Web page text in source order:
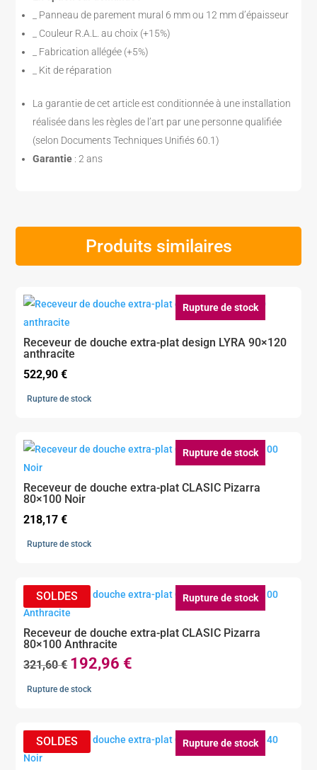
_ Panneau de parement mural 6 mm ou 12 mm d’épaisseur
_ Couleur R.A.L. au choix (+15%)
_ Fabrication allégée (+5%)
_ Kit de réparation
La garantie de cet article est conditionnée à une installation
réalisée dans les règles de l’art par une personne qualifiée
(selon Documents Techniques Unifiés 60.1)
Garantie : 2 ans
Produits similaires
Rupture de stock
Receveur de douche extra-plat design LYRA 90×120
anthracite
522,90€
Rupture de stock
Rupture de stock
Receveur de douche extra-plat CLASIC Pizarra
80×100 Noir
218,17€
Rupture de stock
Rupture de stock
Receveur de douche extra-plat CLASIC Pizarra
80×100 Anthracite
321,60€ Le
prix
321,60 €.
192,96 €
192,96 €.
Rupture de stock
Rupture de stock